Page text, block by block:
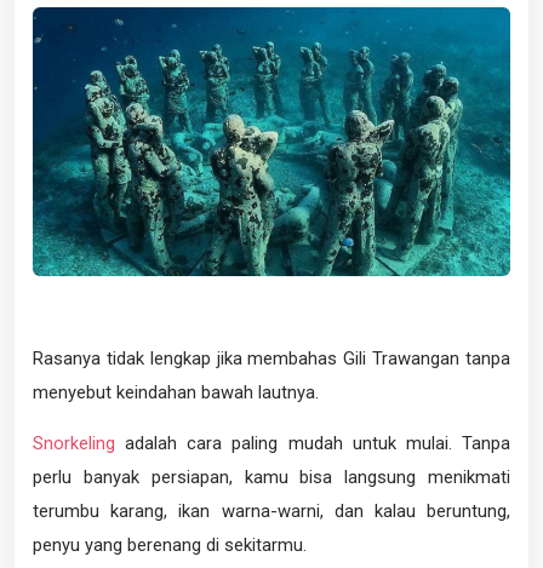
Rasanya tidak lengkap jika membahas Gili Trawangan tanpa
menyebut keindahan bawah lautnya.
Snorkeling adalah cara paling mudah untuk mulai. Tanpa
perlu banyak persiapan, kamu bisa langsung menikmati
terumbu karang, ikan warna-warni, dan kalau beruntung,
penyu yang berenang di sekitarmu.